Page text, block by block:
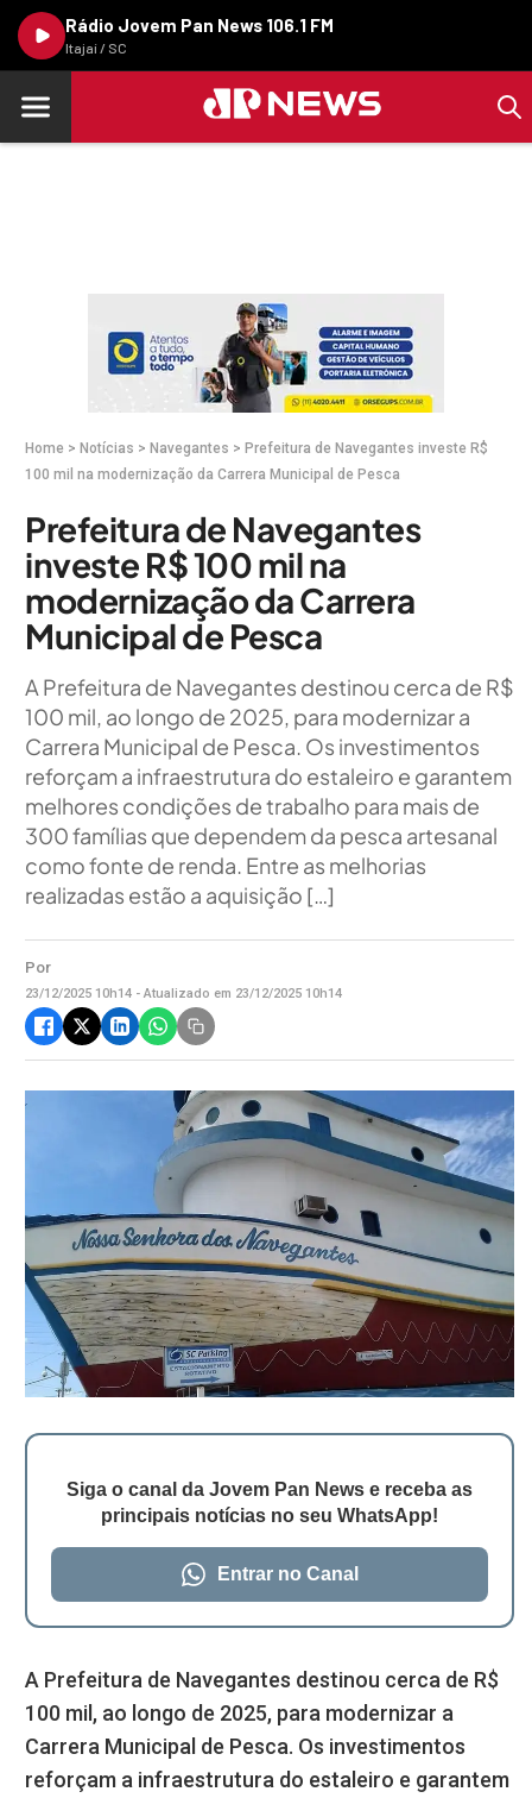
Rádio Jovem Pan News 106.1 FM
Itajaí / SC
Home > Notícias > Navegantes > Prefeitura de Navegantes investe R$
100 mil na modernização da Carrera Municipal de Pesca
Prefeitura de Navegantes
investe R$ 100 mil na
modernização da Carrera
Municipal de Pesca
A Prefeitura de Navegantes destinou cerca de R$
100 mil, ao longo de 2025, para modernizar a
Carrera Municipal de Pesca. Os investimentos
reforçam a infraestrutura do estaleiro e garantem
melhores condições de trabalho para mais de
300 famílias que dependem da pesca artesanal
como fonte de renda. Entre as melhorias
realizadas estão a aquisição […]
Por
23/12/2025 10h14 - Atualizado em 23/12/2025 10h14
Siga o canal da Jovem Pan News e receba as
principais notícias no seu WhatsApp!
Entrar no Canal
A Prefeitura de Navegantes destinou cerca de R$
100 mil, ao longo de 2025, para modernizar a
Carrera Municipal de Pesca. Os investimentos
reforçam a infraestrutura do estaleiro e garantem